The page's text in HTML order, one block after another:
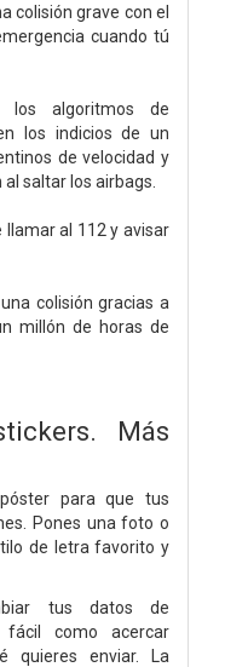
colisión grave con el
cuando tú
los algoritmos de
los indicios de un
de velocidad y
saltar los airbags.
llamar al 112 y avisar
colisión gracias a
millón de horas de
Más
para que tus
Pones una foto o
de letra favorito y
tus datos de
como acercar
quieres enviar. La